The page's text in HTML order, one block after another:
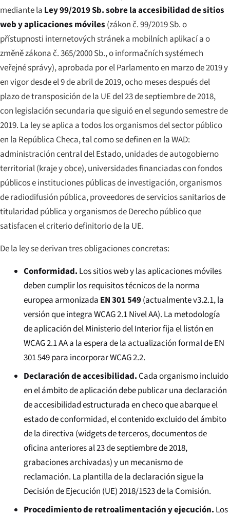
mediante la Ley 99/2019 Sb. sobre la accesibilidad de sitios
web y aplicaciones móviles (zákon č. 99/2019 Sb. o
přístupnosti internetových stránek a mobilních aplikací a o
změně zákona č. 365/2000 Sb., o informačních systémech
veřejné správy), aprobada por el Parlamento en marzo de 2019 y
en vigor desde el 9 de abril de 2019, ocho meses después del
plazo de transposición de la UE del 23 de septiembre de 2018,
con legislación secundaria que siguió en el segundo semestre de
2019. La ley se aplica a todos los organismos del sector público
en la República Checa, tal como se definen en la WAD:
administración central del Estado, unidades de autogobierno
territorial (krajeyobce), universidades financiadas con fondos
públicos e instituciones públicas de investigación, organismos
de radiodifusión pública, proveedores de servicios sanitarios de
titularidad pública y organismos de Derecho público que
satisfacen el criterio definitorio de la UE.
De la ley se derivan tres obligaciones concretas:
Conformidad. Los sitios web y las aplicaciones móviles
deben cumplir los requisitos técnicos de la norma
europea armonizada EN 301 549(actualmente v3.2.1, la
versión que integra WCAG 2.1 Nivel AA). La metodología
de aplicación del Ministerio del Interior fija el listón en
WCAG 2.1 AA a la espera de la actualización formal de EN
301 549 para incorporar WCAG 2.2.
Declaración de accesibilidad.Cada organismo incluido
en el ámbito de aplicación debe publicar una declaración
de accesibilidad estructurada en checo que abarque el
estado de conformidad, el contenido excluido del ámbito
de la directiva (widgets de terceros, documentos de
oficina anteriores al 23 de septiembre de 2018,
grabaciones archivadas) y un mecanismo de
reclamación. La plantilla de la declaración sigue la
Decisión de Ejecución (UE) 2018/1523 de la Comisión.
Procedimiento de retroalimentación y ejecución. Los